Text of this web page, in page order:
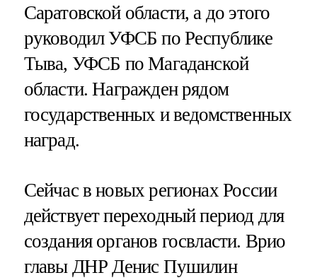
Саратовской области, а до этого
руководил УФСБ по Республике
Тыва, УФСБ по Магаданской
области. Награжден рядом
государственных и ведомственных
наград.
Сейчас в новых регионах России
действует переходный период для
создания органов госвласти. Врио
главы ДНР Денис Пушилин